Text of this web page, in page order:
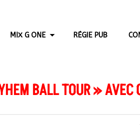
MIX G ONE RÉGIE PUB
BALL TOUR » AVEC